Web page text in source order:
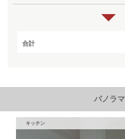
合計
パノラマ
キッチン